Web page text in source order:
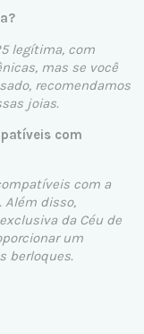
legítima, com
mas se você
recomendamos
joias.
com
com a
Além disso,
exclusiva da Céu de
um
berloques.